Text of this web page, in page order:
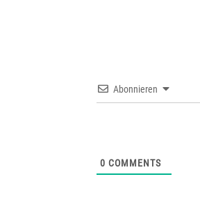
Abonnieren
0 COMMENTS